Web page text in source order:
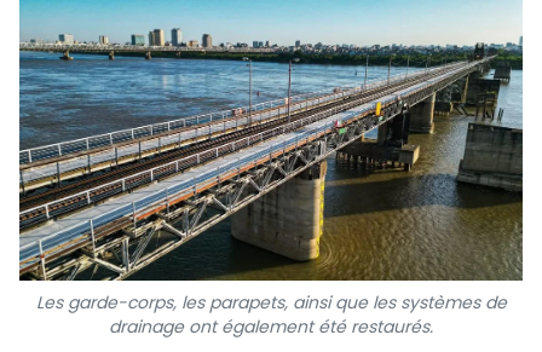
Les garde-corps, les parapets, ainsi que les systèmes de
drainage ont également été restaurés.